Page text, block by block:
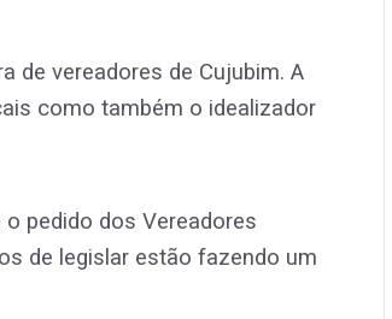
de vereadores de Cujubim. A
como também o idealizador
pedido dos Vereadores
de legislar estão fazendo um